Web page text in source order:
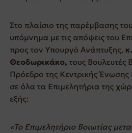
Στο πλαίσιο της παρέμβασης
υπόμνημα με τις απόψεις του
προς τον Υπουργό Ανάπτυξης,
Θεοδωρικάκο, τους Βουλευτές
Πρόεδρο της Κεντρικής Ένωσης
σε όλα τα Επιμελητήρια της
εξής:
«Το Επιμελητήριο Βοιωτίας